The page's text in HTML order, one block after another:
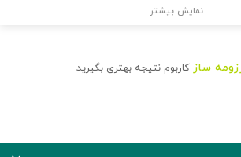
نمایش بیشتر
ساز کاربوم نتیجه بهتری بگیرید